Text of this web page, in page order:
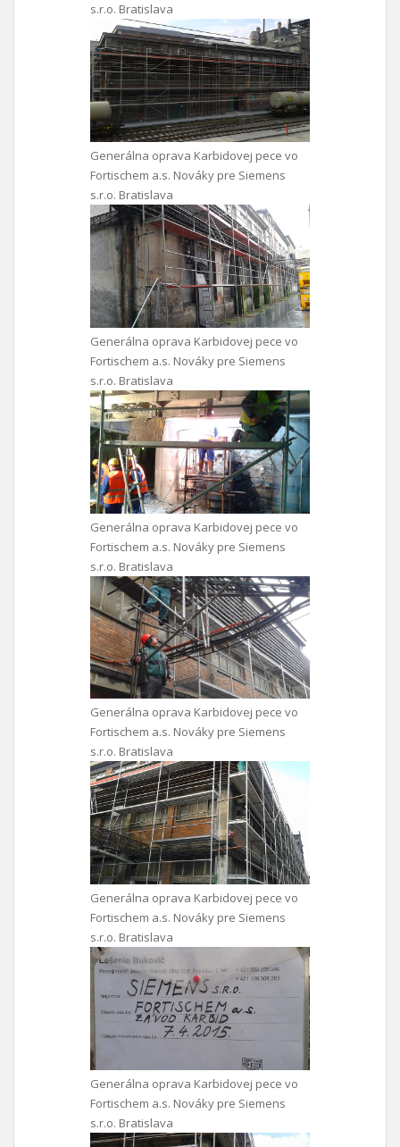
s.r.o. Bratislava
Generálna oprava Karbidovej pece vo
Fortischem a.s. Nováky pre Siemens
s.r.o. Bratislava
Generálna oprava Karbidovej pece vo
Fortischem a.s. Nováky pre Siemens
s.r.o. Bratislava
Generálna oprava Karbidovej pece vo
Fortischem a.s. Nováky pre Siemens
s.r.o. Bratislava
Generálna oprava Karbidovej pece vo
Fortischem a.s. Nováky pre Siemens
s.r.o. Bratislava
Generálna oprava Karbidovej pece vo
Fortischem a.s. Nováky pre Siemens
s.r.o. Bratislava
Generálna oprava Karbidovej pece vo
Fortischem a.s. Nováky pre Siemens
s.r.o. Bratislava